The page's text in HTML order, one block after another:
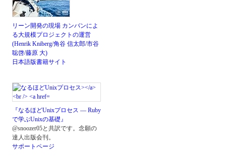
リーン開発の現場 カンバンによ
る大規模プロジェクトの運営
(Henrik Kniberg/角谷 信太郎/市谷
聡啓/藤原 大)
日本語版書籍サイト
『なるほどUnixプロセス ― Ruby
で学ぶUnixの基礎』
@snoozer05と共訳です。念願の
達人出版会刊。
サポートページ